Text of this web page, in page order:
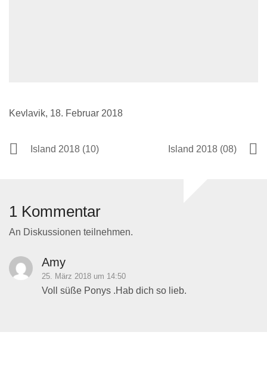
Kevlavik, 18. Februar 2018
Island 2018 (10) Island 2018 (08)
1 Kommentar
An Diskussionen teilnehmen.
Amy
25. März 2018 um 14:50
Voll süße Ponys .Hab dich so lieb.